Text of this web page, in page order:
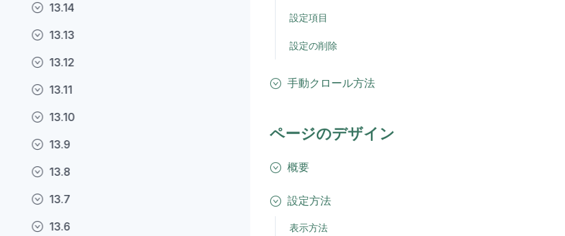
13.14
13.13
13.12
13.11
13.10
13.9
13.8
13.7
13.6
設定項目
設定の削除
手動クロール方法
ページのデザイン
概要
設定方法
表示方法